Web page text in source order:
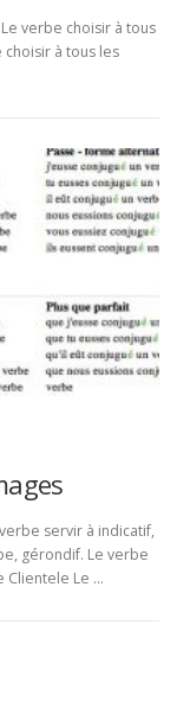
verbe choisir à tous
à tous les
servir à indicatif,
gérondif. Le verbe
Clientele Le …